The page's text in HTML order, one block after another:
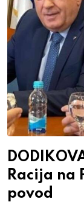
Racija na
povod